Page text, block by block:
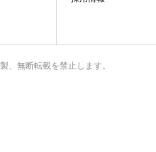
、無断転載を禁止します。